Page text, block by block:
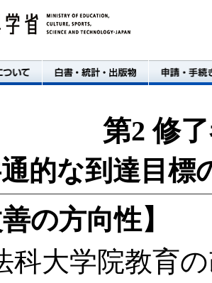
白書・統計・出版物
第2 修
的な到達目標
善の方向性】
大学院教育